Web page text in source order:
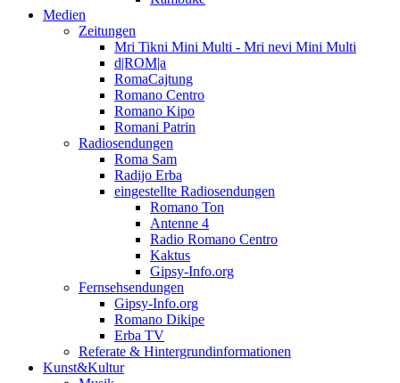
Medien
Zeitungen
Mri Tikni Mini Multi - Mri nevi Mini Multi
d|ROM|a
RomaCajtung
Romano Centro
Romano Kipo
Romani Patrin
Radiosendungen
Roma Sam
Radijo Erba
eingestellte Radiosendungen
Romano Ton
Antenne 4
Radio Romano Centro
Kaktus
Gipsy-Info.org
Fernsehsendungen
Gipsy-Info.org
Romano Dikipe
Erba TV
Referate & Hintergrundinformationen
Kunst&Kultur